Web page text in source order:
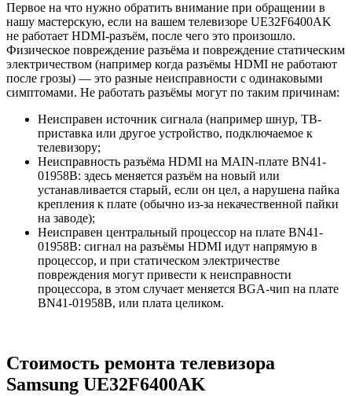
Первое на что нужно обратить внимание при обращении в
нашу мастерскую, если на вашем телевизоре UE32F6400AK
не работает HDMI-разъём, после чего это произошло.
Физическое повреждение разъёма и повреждение статическим
электричеством (например когда разъёмы HDMI не работают
после грозы) — это разные неисправности с одинаковыми
симптомами. Не работать разъёмы могут по таким причинам:
Неисправен источник сигнала (например шнур, ТВ-
приставка или другое устройство, подключаемое к
телевизору;
Неисправность разъёма HDMI на MAIN-плате BN41-
01958B: здесь меняется разъём на новый или
устанавливается старый, если он цел, а нарушена пайка
крепления к плате (обычно из-за некачественной пайки
на заводе);
Неисправен центральный процессор на плате BN41-
01958B: сигнал на разъёмы HDMI идут напрямую в
процессор, и при статическом электричестве
повреждения могут привести к неисправности
процессора, в этом случает меняется BGA-чип на плате
BN41-01958B, или плата целиком.
Стоимость ремонта телевизора
Samsung UE32F6400AK